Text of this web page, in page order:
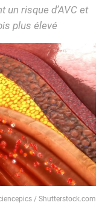
risque d’AVC et
plus élevé
/ Shutterstock.com